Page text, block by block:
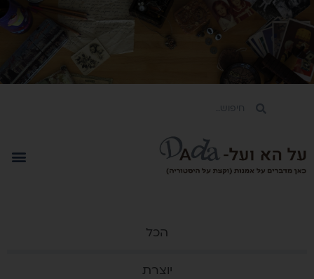
הכל
יוצרת